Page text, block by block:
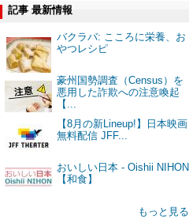
記事 最新情報
バクラバ: こころに栄養、お
やつレシピ
豪州国勢調査（Census）を
悪用した詐欺への注意喚起
【...
【8月の新Lineup!】日本映画
無料配信 JFF...
おいしい日本 - Oishii NIHON
【和食】
もっと見る